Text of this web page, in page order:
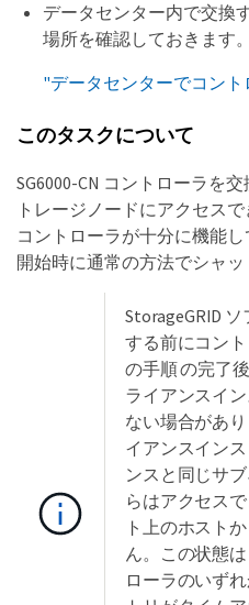
データセンター内で交換
場所を確認しておきます。
"データセンターでコン
このタスクについて
SG6000-CN コントローラを
トレージノードにアクセス
コントローラが十分に機能
開始時に通常の方法でシャッ
StorageGRID
する前にコン
の手順 の完了
ライアンスイ
ない場合があ
イアンスイン
ンスと同じサ
らはアクセス
ト上のホスト
ん。この状態
ローラのいず